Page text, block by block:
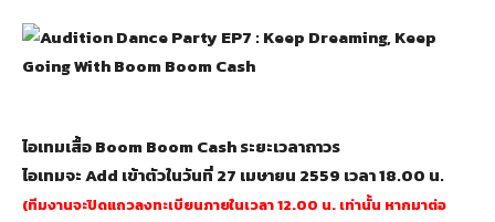
ไอเทมเสื้อ Boom Boom Cash ระยะเวลาถาวร
ไอเทมจะ Add เข้าตัวในวันที่ 27 เมษายน 2559 เวลา 18.00 น.
(ทีมงานจะปิดแถวลงทะเบียนภายในเวลา 12.00 น. เท่านั้น หากมาต่อ